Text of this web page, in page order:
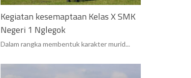
Kegiatan kesemaptaan Kelas X SMK
Negeri 1 Nglegok
Dalam rangka membentuk karakter murid...